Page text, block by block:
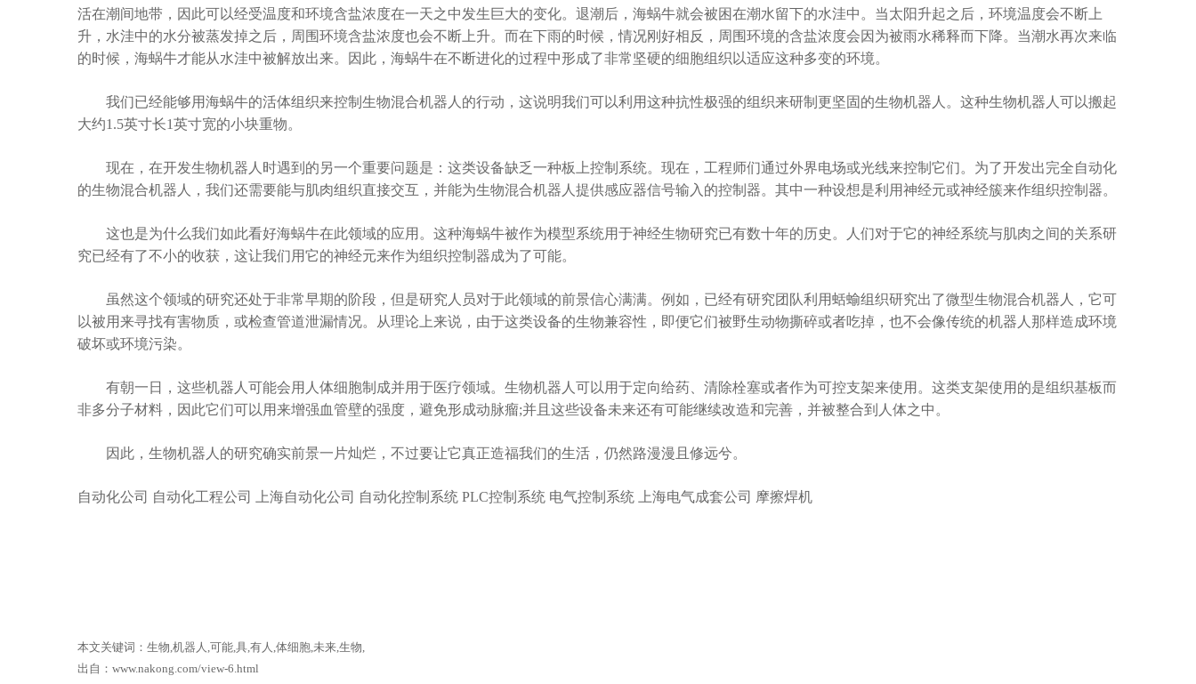
活在潮间地带，因此可以经受温度和环境含盐浓度在一天之中发生巨大的变化。退潮后，海蜗牛就会被困在潮水留下的水洼中。当太阳升起之后，环境温度会不断上
升，水洼中的水分被蒸发掉之后，周围环境含盐浓度也会不断上升。而在下雨的时候，情况刚好相反，周围环境的含盐浓度会因为被雨水稀释而下降。当潮水再次来临
的时候，海蜗牛才能从水洼中被解放出来。因此，海蜗牛在不断进化的过程中形成了非常坚硬的细胞组织以适应这种多变的环境。
我们已经能够用海蜗牛的活体组织来控制生物混合机器人的行动，这说明我们可以利用这种抗性极强的组织来研制更坚固的生物机器人。这种生物机器人可以搬起
大约1.5英寸长1英寸宽的小块重物。
现在，在开发生物机器人时遇到的另一个重要问题是：这类设备缺乏一种板上控制系统。现在，工程师们通过外界电场或光线来控制它们。为了开发出完全自动化
的生物混合机器人，我们还需要能与肌肉组织直接交互，并能为生物混合机器人提供感应器信号输入的控制器。其中一种设想是利用神经元或神经簇来作组织控制器。
这也是为什么我们如此看好海蜗牛在此领域的应用。这种海蜗牛被作为模型系统用于神经生物研究已有数十年的历史。人们对于它的神经系统与肌肉之间的关系研
究已经有了不小的收获，这让我们用它的神经元来作为组织控制器成为了可能。
虽然这个领域的研究还处于非常早期的阶段，但是研究人员对于此领域的前景信心满满。例如，已经有研究团队利用蛞蝓组织研究出了微型生物混合机器人，它可
以被用来寻找有害物质，或检查管道泄漏情况。从理论上来说，由于这类设备的生物兼容性，即便它们被野生动物撕碎或者吃掉，也不会像传统的机器人那样造成环境
破坏或环境污染。
有朝一日，这些机器人可能会用人体细胞制成并用于医疗领域。生物机器人可以用于定向给药、清除栓塞或者作为可控支架来使用。这类支架使用的是组织基板而
非多分子材料，因此它们可以用来增强血管壁的强度，避免形成动脉瘤;并且这些设备未来还有可能继续改造和完善，并被整合到人体之中。
因此，生物机器人的研究确实前景一片灿烂，不过要让它真正造福我们的生活，仍然路漫漫且修远兮。
自动化公司 自动化工程公司 上海自动化公司 自动化控制系统 PLC控制系统 电气控制系统 上海电气成套公司 摩擦焊机
本文关键词：生物,机器人,可能,具,有人,体细胞,未来,生物,
出自：www.nakong.com/view-6.html